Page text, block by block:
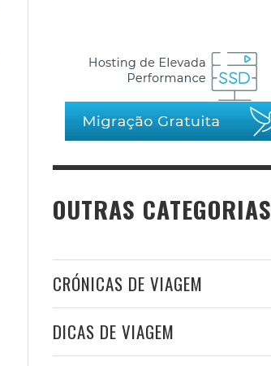
OUTRAS CATEGORIAS
CRÓNICAS DE VIAGEM
DICAS DE VIAGEM